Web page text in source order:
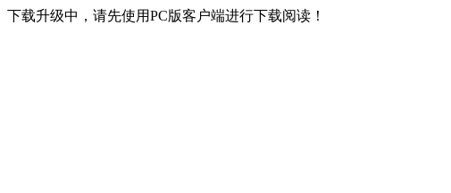
下载升级中，请先使用PC版客户端进行下载阅读！